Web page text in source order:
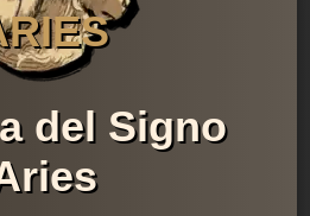
del Signo